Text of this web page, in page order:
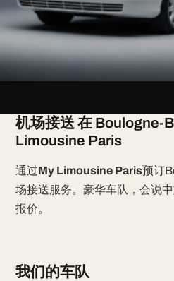
机场接送 在 Boulogne-
Limousine Paris
通过My Limousine Paris预订
场接送服务。豪华车队，会说
报价。
我们的车队